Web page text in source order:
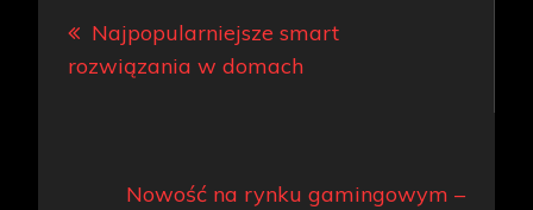
wpisu
Najpopularniejsze smart
rozwiązania w domach
Nowość na rynku gamingowym –